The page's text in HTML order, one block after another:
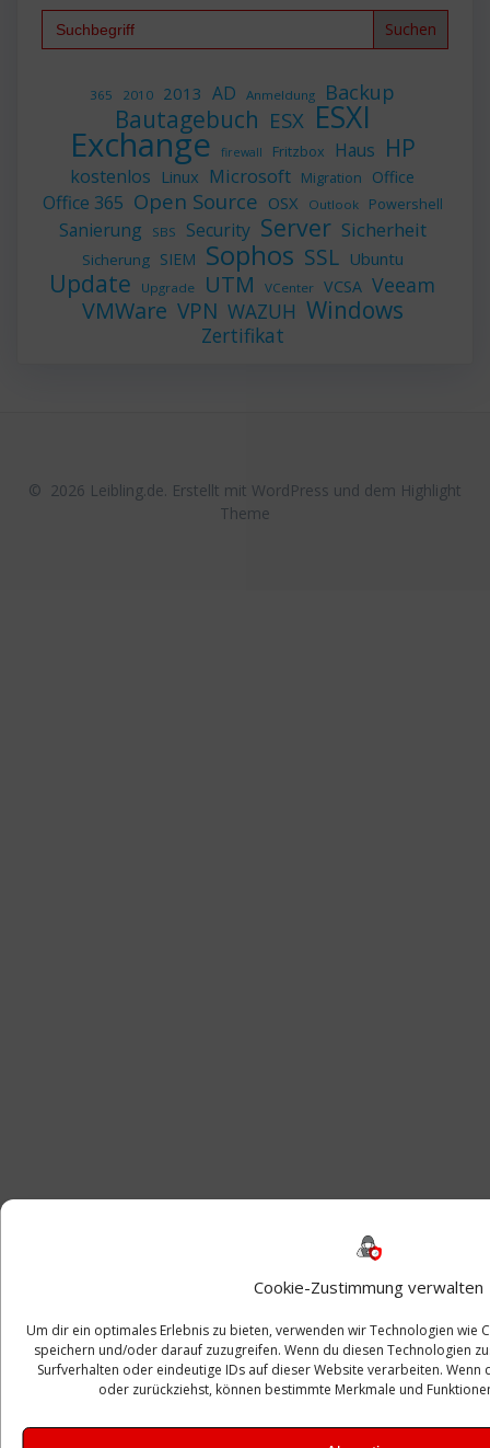
Cookie-Zustimmung verwalten
Um dir ein optimales Erlebnis zu bieten, verwenden wir Technologien wie
speichern und/oder darauf zuzugreifen. Wenn du diesen Technologien
Surfverhalten oder eindeutige IDs auf dieser Website verarbeiten.
oder zurückziehst, können bestimmte Merkmale und
Search
365 2010 2013 AD Anmeldung Backup
Bautagebuch ESX ESXI
Exchange firewall Fritzbox Haus HP
kostenlos Linux Microsoft Migration Office
Office 365 Open Source OSX Outlook Powershell
Sanierung SBS Security Server Sicherheit
Sicherung SIEM Sophos SSL Ubuntu
Update Upgrade UTM VCenter VCSA Veeam
VMWare VPN WAZUH Windows
Zertifikat
© 2026 Leibling.de. Erstellt mit WordPress und dem Highlight
Theme